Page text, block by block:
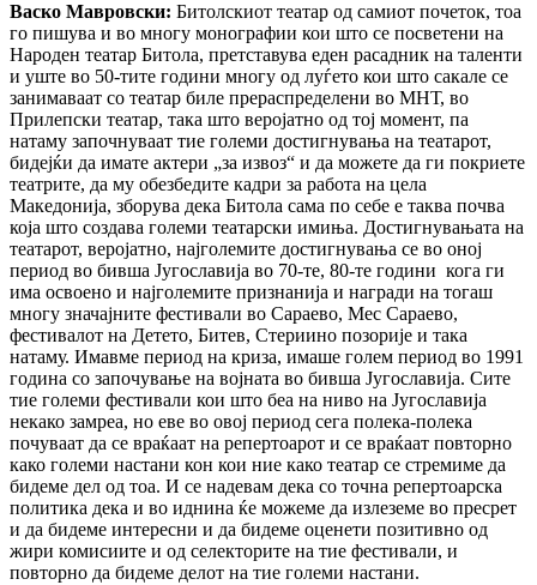
Васко Мавровски: Битолскиот театар од самиот почеток, тоа
го пишува и во многу монографии кои што се посветени на
Народен театар Битола, претставува еден расадник на таленти
и уште во 50-тите години многу од луѓето кои што сакале се
занимаваат со театар биле прераспределени во МНТ, во
Прилепски театар, така што веројатно од тој момент, па
натаму започнуваат тие големи достигнувања на театарот,
бидејќи да имате актери „за извоз“ и да можете да ги покриете
театрите, да му обезбедите кадри за работа на цела
Македонија, зборува дека Битола сама по себе е таква почва
која што создава големи театарски имиња. Достигнувањата на
театарот, веројатно, најголемите достигнувања се во оној
период во бивша Југославија во 70-те, 80-те години кога ги
има освоено и најголемите признанија и награди на тогаш
многу значајните фестивали во Сараево, Мес Сараево,
фестивалот на Детето, Битев, Стериино позорије и така
натаму. Имавме период на криза, имаше голем период во 1991
година со започување на војната во бивша Југославија. Сите
тие големи фестивали кои што беа на ниво на Југославија
некако замреа, но еве во овој период сега полека-полека
почуваат да се враќаат на репертоарот и се враќаат повторно
како големи настани кон кои ние како театар се стремиме да
бидеме дел од тоа. И се надевам дека со точна репертоарска
политика дека и во иднина ќе можеме да излеземе во пресрет
и да бидеме интересни и да бидеме оценети позитивно од
жири комисиите и од селекторите на тие фестивали, и
повторно да бидеме делот на тие големи настани.